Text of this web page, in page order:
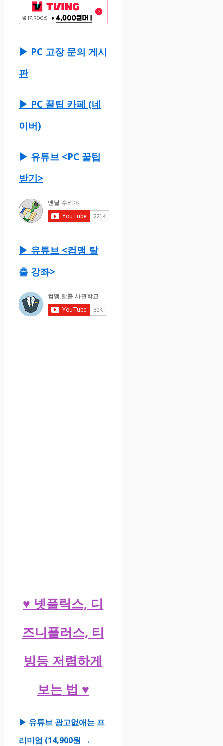
▶ PC 고장 문의 게시
판
▶ PC 꿀팁 카페 (네
이버)
▶ 유튜브 <PC 꿀팁
받기>
▶ 유튜브 <컴맹 탈
출 강좌>
♥ 넷플릭스, 디
즈니플러스, 티
빙등 저렴하게
보는 법 ♥
▶ 유튜브 광고없애는 프
리미엄 (14,900원 →